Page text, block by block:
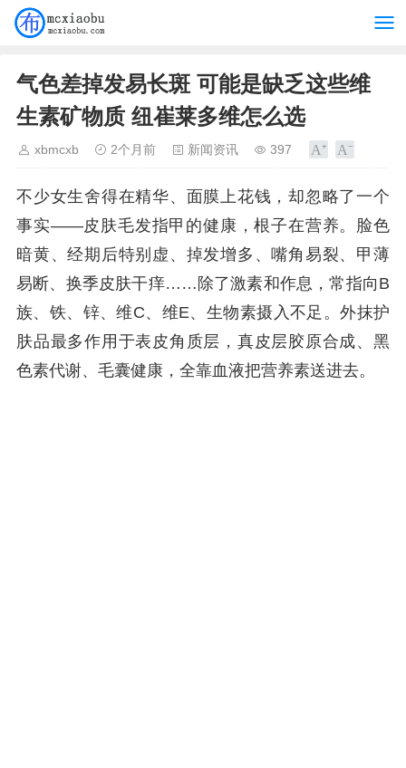
气色差掉发易长斑 可能是缺乏这些维
生素矿物质 纽崔莱多维怎么选
xbmcxb 2个月前 新闻资讯 397
不少女生舍得在精华、面膜上花钱，却忽略了一个
事实——皮肤毛发指甲的健康，根子在营养。脸色
暗黄、经期后特别虚、掉发增多、嘴角易裂、甲薄
易断、换季皮肤干痒……除了激素和作息，常指向B
族、铁、锌、维C、维E、生物素摄入不足。外抹护
肤品最多作用于表皮角质层，真皮层胶原合成、黑
色素代谢、毛囊健康，全靠血液把营养素送进去。